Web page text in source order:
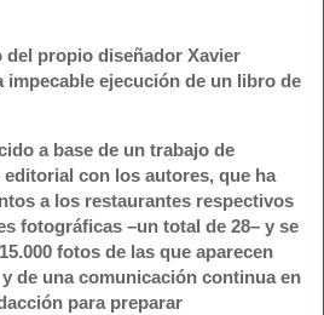
del propio diseñador Xavier
impecable ejecución de un libro de
a base de un trabajo de
con los autores, que ha
a los restaurantes respectivos
fotográficas –un total de 28– y se
fotos de las que aparecen
de una comunicación continua en
para preparar